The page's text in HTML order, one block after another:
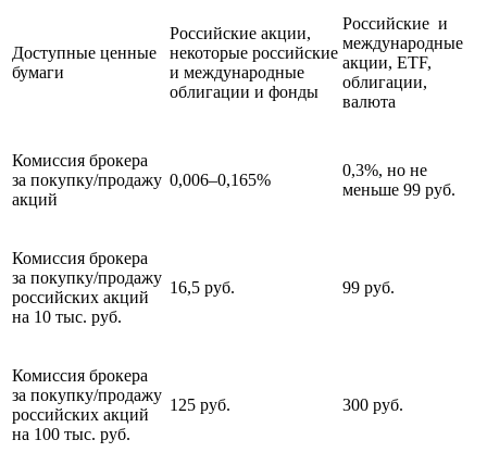
Доступные ценные
бумаги
Российские акции,
некоторые российские
и международные
облигации и фонды
Российские и
международные
акции, ETF,
облигации,
валюта
Комиссия брокера
за покупку/продажу
акций
0,006–0,165%
0,3%, но не
меньше 99 руб.
Комиссия брокера
за покупку/продажу
российских акций
на 10 тыс. руб.
16,5 руб. 99 руб.
Комиссия брокера
за покупку/продажу
российских акций
на 100 тыс. руб.
125 руб. 300 руб.